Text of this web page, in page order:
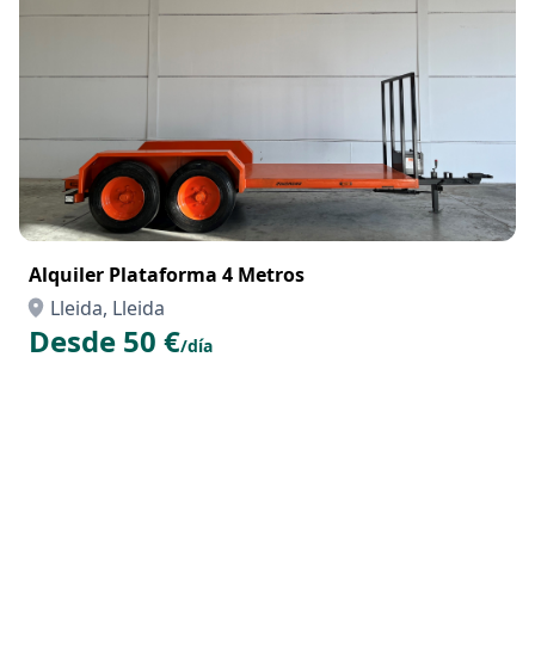
Alquiler Plataforma 4 Metros
Lleida, Lleida
Desde 50 €/día